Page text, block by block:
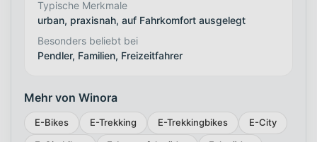
Typische Merkmale
urban, praxisnah, auf Fahrkomfort ausgelegt
Besonders beliebt bei
Pendler, Familien, Freizeitfahrer
Mehr von Winora
E-Bikes E-Trekking E-Trekkingbikes
E-City